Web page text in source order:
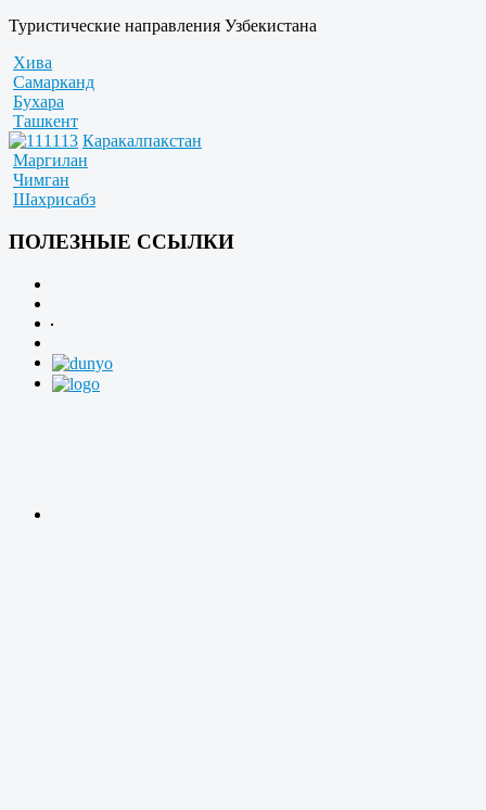
Туристические направления Узбекистана
Хива
Самарканд
Бухара
Ташкент
Каракалпакстан
Маргилан
Чимган
Шахрисабз
ПОЛЕЗНЫЕ ССЫЛКИ